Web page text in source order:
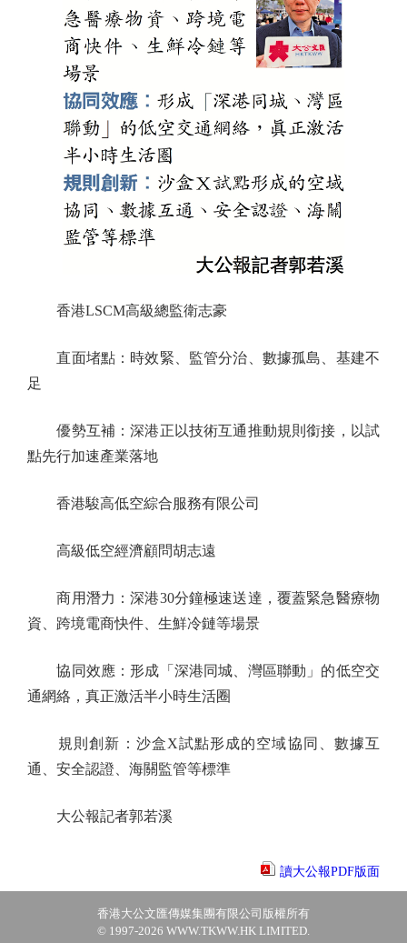
香港LSCM高級總監衛志豪
直面堵點：時效緊、監管分治、數據孤島、基建不
足
優勢互補：深港正以技術互通推動規則銜接，以試
點先行加速產業落地
香港駿高低空綜合服務有限公司
高級低空經濟顧問胡志遠
商用潛力：深港30分鐘極速送達，覆蓋緊急醫療物
資、跨境電商快件、生鮮冷鏈等場景
協同效應：形成「深港同城、灣區聯動」的低空交
通網絡，真正激活半小時生活圈
規則創新：沙盒X試點形成的空域協同、數據互
通、安全認證、海關監管等標準
大公報記者郭若溪
讀大公報PDF版面
香港大公文匯傳媒集團有限公司版權所有
© 1997-2026 WWW.TKWW.HK LIMITED.